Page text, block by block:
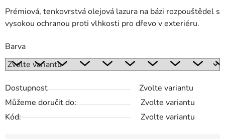
Prémiová, tenkovrstvá olejová lazura na bázi rozpouštědel s
vysokou ochranou proti vlhkosti pro dřevo v exteriéru.
Barva
Dostupnost
Zvolte variantu
Můžeme doručit do:
Zvolte variantu
Kód:
Zvolte variantu